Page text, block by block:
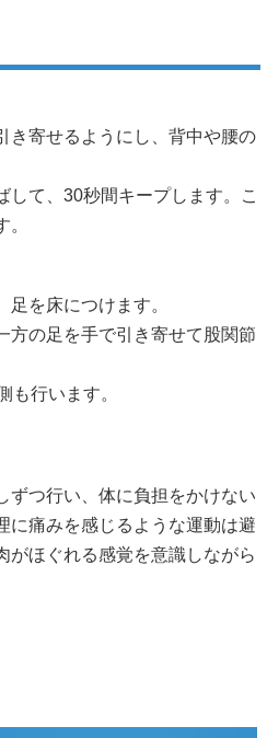
き寄せるようにし、背中や腰の
して、30秒間キープします。こ
を床につけます。
方の足を手で引き寄せて股関節
も行います。
ずつ行い、体に負担をかけない
に痛みを感じるような運動は避
がほぐれる感覚を意識しながら